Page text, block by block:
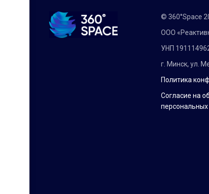
© 360°Space
ООО
УНП
г. Минск, ул.
Политика
Согласие на